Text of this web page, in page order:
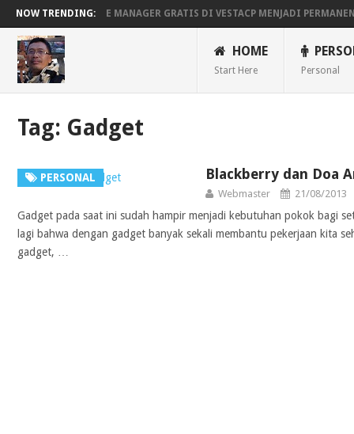
NOW TRENDING:
MENGAKTIFKAN FILE MANAGER GRATIS DI VESTACP MENJADI
BEKERJA, BERMAIN DENGAN LAPTOP HP PAVILION X360
HOME
Start Here Personal
Tag: Gadget
PERSONAL Blackberry dan Doa
Webmaster 21/08/2013
Gadget pada saat ini sudah hampir menjadi kebutuhan pokok bagi
lagi bahwa dengan gadget banyak sekali membantu pekerjaan kita
gadget, …